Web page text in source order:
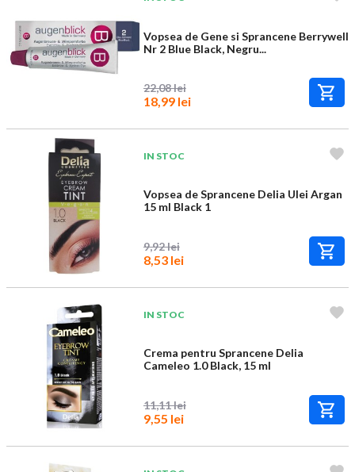
Vopsea de Gene si Sprancene Berrywell
Nr 2 Blue Black, Negru...
22,08 lei
18,99 lei
IN STOC
Vopsea de Sprancene Delia Ulei Argan
15 ml Black 1
9,92 lei
8,53 lei
IN STOC
Crema pentru Sprancene Delia
Cameleo 1.0 Black, 15 ml
11,11 lei
9,55 lei